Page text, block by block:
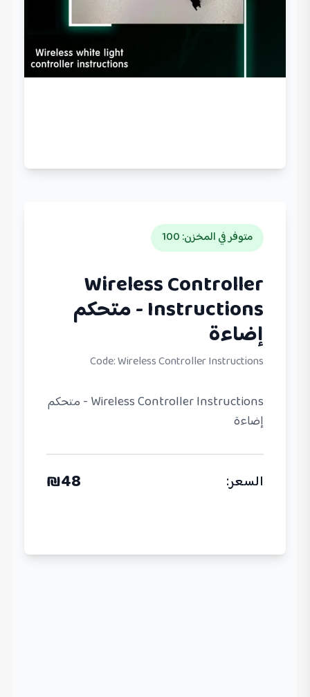
متوفر في المخزن:
100
Wireless Controller
Instructions - متحكم
إضاءة
Code:Wireless Controller Instructions
Wireless Controller Instructions - متحكم
إضاءة
السعر:
₪48